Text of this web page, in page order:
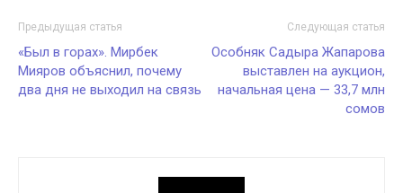
Предыдущая статья
«Был в горах». Мирбек
Мияров объяснил, почему
два дня не выходил на связь
Следующая статья
Особняк Садыра Жапарова
выставлен на аукцион,
начальная цена — 33,7 млн
сомов